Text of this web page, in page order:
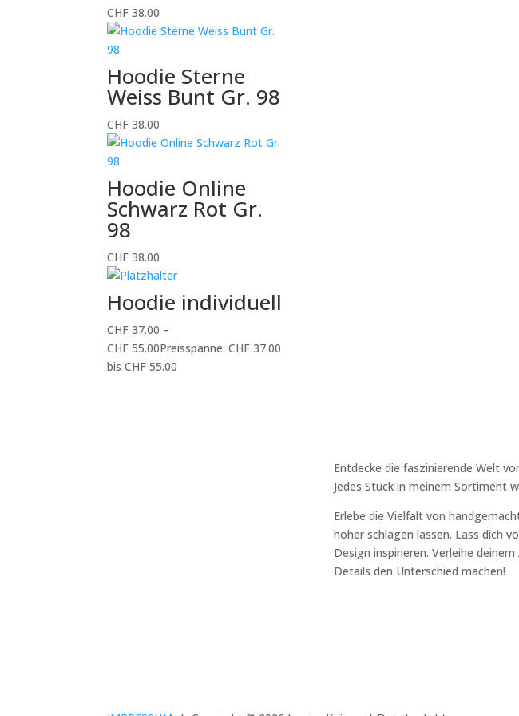
CHF 38.00
Hoodie Sterne
Weiss Bunt Gr. 98
CHF 38.00
Hoodie Online
Schwarz Rot Gr.
98
CHF 38.00
Hoodie individuell
CHF 37.00 –
CHF 55.00Preisspanne: CHF 37.00
bis CHF 55.00
Entdecke die faszinierende Welt
Jedes Stück in meinem Sortiment
Erlebe die Vielfalt von
höher schlagen lassen. Lass dich
Design inspirieren. Verleihe
Details den Unterschied machen!